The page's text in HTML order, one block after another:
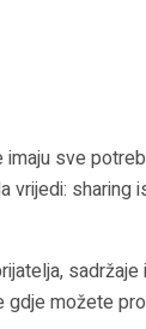
sve
vrijedi: sharing
možete